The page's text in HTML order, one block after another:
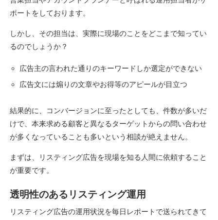
ポートをしております。
しかし、その担当は、実際に現場のことをどこまで知ってい
るのでしょうか？
広告主の言われた通りのキーワードしか選定ができない
広告文には煽りの文章やお得等のアピールが目立つ
結果的に、コンバージョンに至ったとしても、件数が多いだ
けで、本来求める顧客と異なるターゲットからの問い合わせ
が多くなっていることも多いという相談が絶えません。
まずは、リスティング広告を現場を知る人間に依頼すること
が重要です。
透明性のあるリスティング運用
リスティング広告の運用状況を毎日レポートで送られてきて